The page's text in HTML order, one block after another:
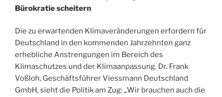
Bürokratie scheitern
Die zu erwartenden Klimaveränderungen erfordern für
Deutschland in den kommenden Jahrzehnten ganz
erhebliche Anstrengungen im Bereich des
Klimaschutzes und der Klimaanpassung. Dr. Frank
Voßloh, Geschäftsführer Viessmann Deutschland
GmbH, sieht die Politik am Zug: „Wir brauchen auch die